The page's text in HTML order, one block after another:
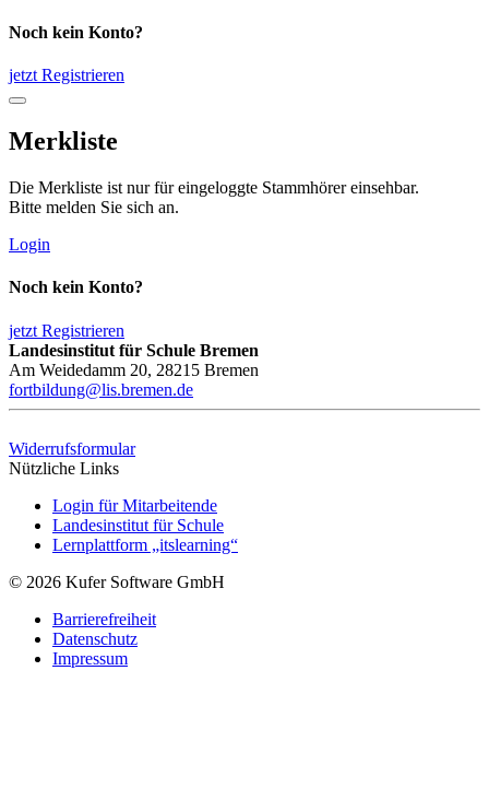
Noch kein Konto?
jetzt Registrieren
Merkliste
Die Merkliste ist nur für eingeloggte Stammhörer einsehbar.
Bitte melden Sie sich an.
Login
Noch kein Konto?
jetzt Registrieren
Landesinstitut für Schule Bremen
Am Weidedamm 20, 28215 Bremen
fortbildung@lis.bremen.de
Widerrufsformular
Nützliche Links
Login für Mitarbeitende
Landesinstitut für Schule
Lernplattform „itslearning“
© 2026 Kufer Software GmbH
Barrierefreiheit
Datenschutz
Impressum